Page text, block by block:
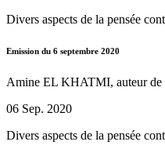
Divers aspects de la pensée
Emission du 6 septembre 2020
Amine EL KHATMI, auteur de
06 Sep. 2020
Divers aspects de la pensée